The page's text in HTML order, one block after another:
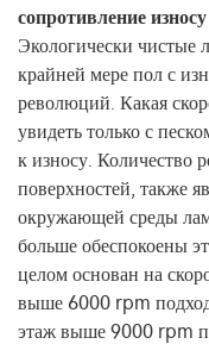
сопротивление
Экологически чистые
крайней мере пол с
революций. Какая
увидеть только с
к износу. Количество
поверхностей, также
окружающей среды
больше обеспокоены
целом основан на
выше 6000 rpm
этаж выше 9000 rpm